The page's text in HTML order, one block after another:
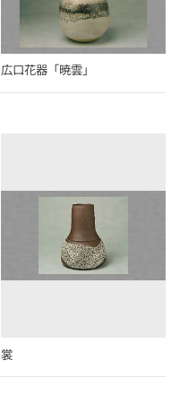
広口花器「暁雲」
裳